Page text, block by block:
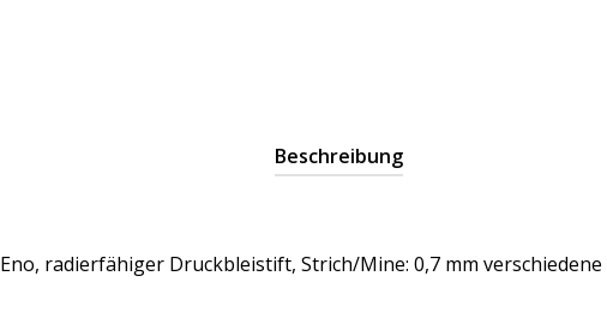
Beschreibung
radierfähiger Druckbleistift, Strich/Mine: 0,7 mm verschiedene